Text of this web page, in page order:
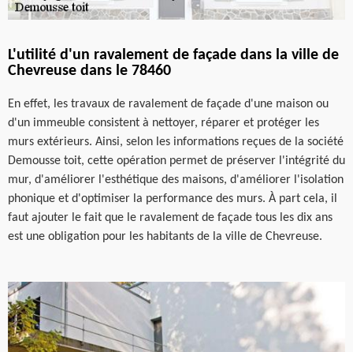
L'utilité d'un ravalement de façade dans la ville de
Chevreuse dans le 78460
En effet, les travaux de ravalement de façade d'une maison ou
d'un immeuble consistent à nettoyer, réparer et protéger les
murs extérieurs. Ainsi, selon les informations reçues de la société
Demousse toit, cette opération permet de préserver l'intégrité du
mur, d'améliorer l'esthétique des maisons, d'améliorer l'isolation
phonique et d'optimiser la performance des murs. À part cela, il
faut ajouter le fait que le ravalement de façade tous les dix ans
est une obligation pour les habitants de la ville de Chevreuse.